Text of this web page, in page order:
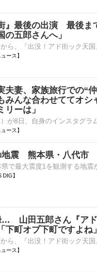
』最後の出演 最後ま
五郎さんへ」
ース】
夫妻、家族旅行での“
みんな合わせててオシ
ーは」
ース】
地震 熊本県・八代市
】
… 山田五郎さん『ア
町オブ下町ですよね」
ース】